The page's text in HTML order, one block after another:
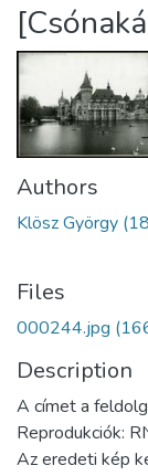
Statistics
About us
Authors
Klösz György
Files
000244.jpg
Description
A címet a
Reprodukciók:
Az eredeti kép